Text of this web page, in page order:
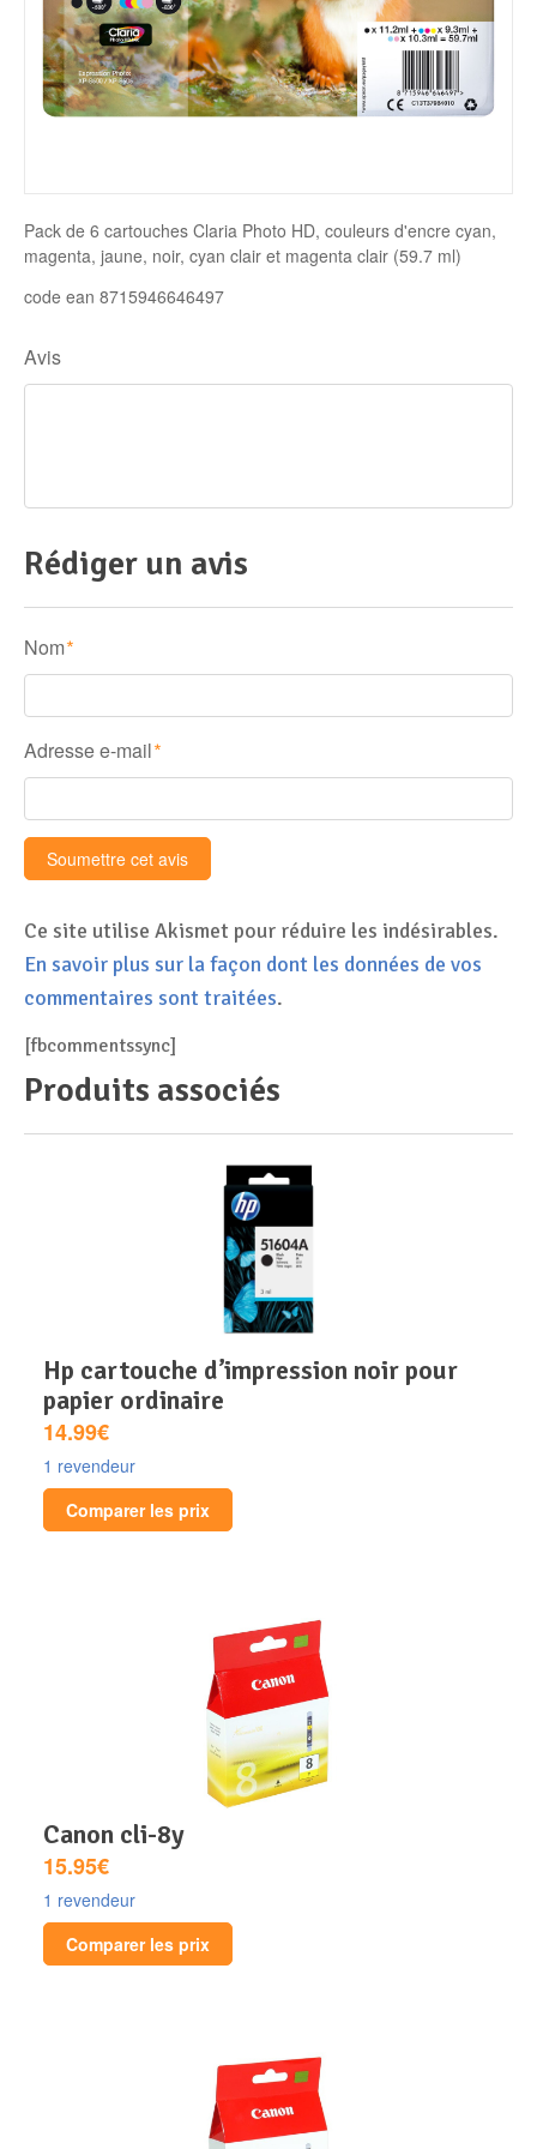
Disque SSD
Pack de 6 cartouches Claria Photo HD, couleurs d'encre cyan,
magenta, jaune, noir, cyan clair et magenta clair (59.7 ml)
code ean 8715946646497
Avis
Rédiger un avis
Nom *
Adresse e-mail *
Ce site utilise Akismet pour réduire les indésirables.
En savoir plus sur la façon dont les données de vos
commentaires sont traitées.
[fbcommentssync]
Produits associés
hp cartouche d’impression noir pour
papier ordinaire
14.99€
1 revendeur
Comparer les prix
canon cli-8y
15.95€
1 revendeur
Comparer les prix